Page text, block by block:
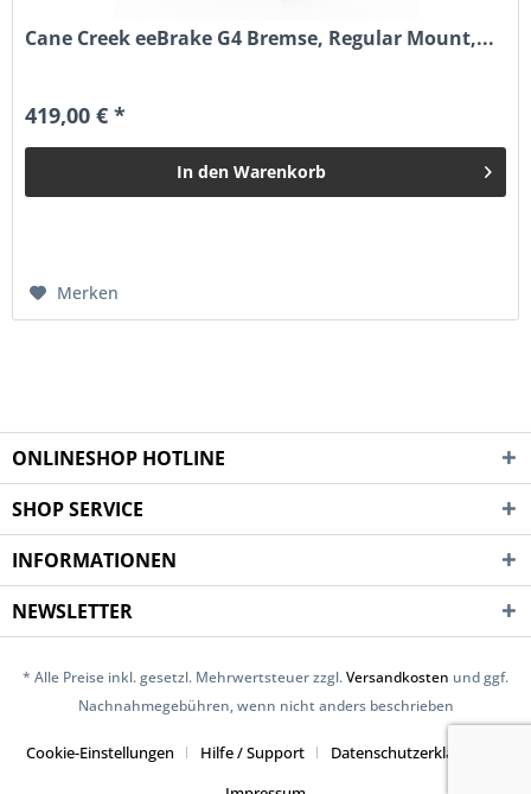
Cane Creek eeBrake G4 Bremse, Regular Mount,...
419,00 € *
In den Warenkorb
Merken
ONLINESHOP HOTLINE
SHOP SERVICE
INFORMATIONEN
NEWSLETTER
* Alle Preise inkl. gesetzl. Mehrwertsteuer zzgl.Versandkosten und ggf.
Nachnahmegebühren, wenn nicht anders beschrieben
Cookie-Einstellungen Hilfe / Support
Datenschutzerklärung